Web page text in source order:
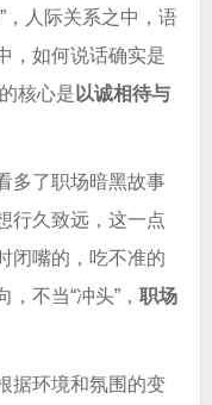
，人际关系之中，语
，如何说话确实是
核心是 以诚相待与
多了职场暗黑故事
行久致远，这一点
闭嘴的，吃不准的
不当“冲头”， 职场
据环境和氛围的变